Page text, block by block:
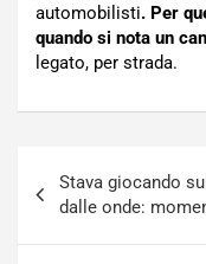
automobilisti. Per
quando si nota un
legato, per strada.
articoli
Stava giocando
dalle onde: